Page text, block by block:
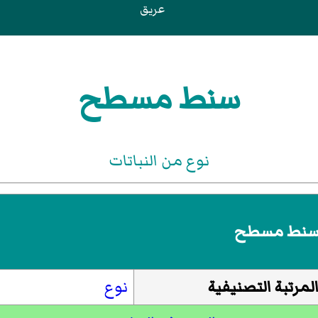
عريق
سنط مسطح
نوع من النباتات
سنط مسطح
المرتبة التصنيفية
نوع